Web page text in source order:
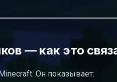
— как это
Он показывает: